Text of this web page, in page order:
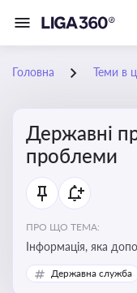
Головна Теми в
Державні
проблеми
ПРО ЩО ТЕМА:
Інформація, яка
використання
реалізації та
Державна служба